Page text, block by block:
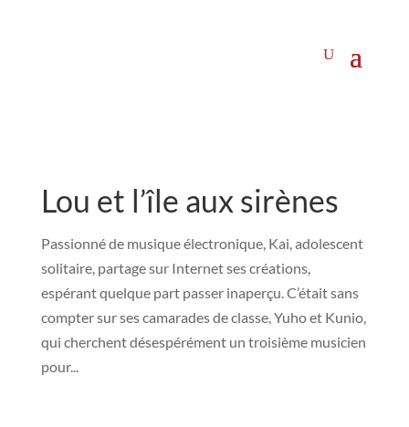
Lou et l’île aux sirènes
Passionné de musique électronique, Kai, adolescent
solitaire, partage sur Internet ses créations,
espérant quelque part passer inaperçu. C’était sans
compter sur ses camarades de classe, Yuho et Kunio,
qui cherchent désespérément un troisième musicien
pour...